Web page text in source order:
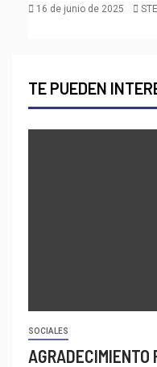
16 de junio de 2025
TE PUEDEN
SOCIALES
AGRADECIMIENTO